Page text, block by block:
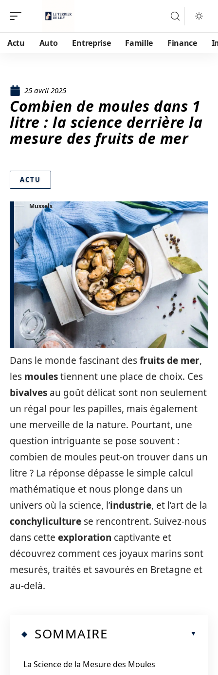
Actu Auto Entreprise Famille Finance
25 avril 2025
Combien de moules dans 1
litre : la science derrière la
mesure des fruits de mer
ACTU
Mussels
Dans le monde fascinant desfruits de mer,
les moulestiennent une place de choix. Ces
bivalves au goût délicat sont non seulement
un régal pour les papilles, mais également
une merveille de la nature. Pourtant, une
question intriguante se pose souvent :
combien de moules peut-on trouver dans un
litre ? La réponse dépasse le simple calcul
mathématique et nous plonge dans un
univers où la science, l’industrie, et l’art de la
conchyliculture se rencontrent. Suivez-nous
dans cette exploration captivante et
découvrez comment ces joyaux marins sont
mesurés, traités et savourés en Bretagne et
au-delà.
SOMMAIRE
La Science de la Mesure des Moules